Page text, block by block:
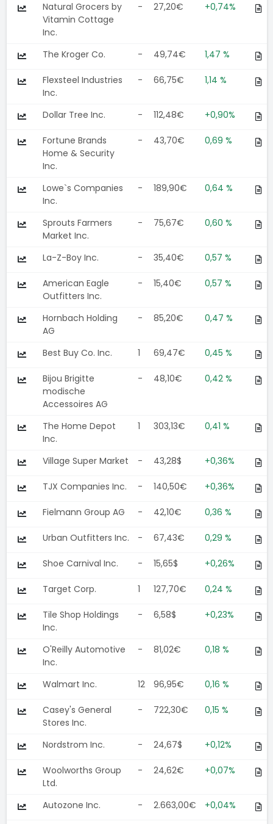
Natural Grocers by
Vitamin Cottage
Inc.
- 27,20€ +0,74%
The Kroger Co. - 49,74€ 1,47 %
Flexsteel Industries
Inc.
- 66,75€ 1,14 %
Dollar Tree Inc. - 112,48€ +0,90%
Fortune Brands
Home & Security
Inc.
- 43,70€ 0,69 %
Lowe`s Companies
Inc.
- 189,90€ 0,64 %
Sprouts Farmers
Market Inc.
- 75,67€ 0,60 %
La-Z-Boy Inc. - 35,40€ 0,57 %
American Eagle
Outfitters Inc.
- 15,40€ 0,57 %
Hornbach Holding
AG
- 85,20€ 0,47 %
Best Buy Co. Inc. 1 69,47€ 0,45 %
Bijou Brigitte
modische
Accessoires AG
- 48,10€ 0,42 %
The Home Depot
Inc.
1 303,13€ 0,41 %
Village Super Market - 43,28$ +0,36%
TJX Companies Inc. - 140,50€ +0,36%
Fielmann Group AG - 42,10€ 0,36 %
Urban Outfitters Inc. - 67,43€ 0,29 %
Shoe Carnival Inc. - 15,65$ +0,26%
Target Corp. 1 127,70€ 0,24 %
Tile Shop Holdings
Inc.
- 6,58$ +0,23%
O'Reilly Automotive
Inc.
- 81,02€ 0,18 %
Walmart Inc. 12 96,95€ 0,16 %
Casey's General
Stores Inc.
- 722,30€ 0,15 %
Nordstrom Inc. - 24,67$ +0,12%
Woolworths Group
Ltd.
- 24,62€ +0,07%
Autozone Inc. - 2.663,00€ +0,04%